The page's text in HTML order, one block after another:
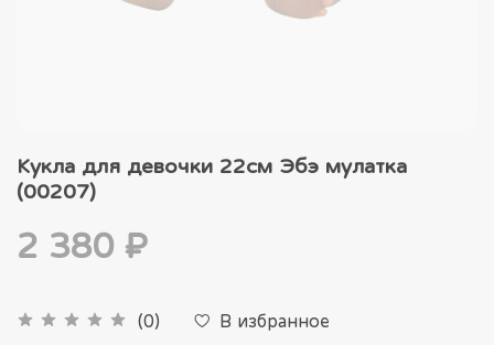
Кукла для девочки 22см Эбэ мулатка
(00207)
(0) В избранное
2 380 ₽